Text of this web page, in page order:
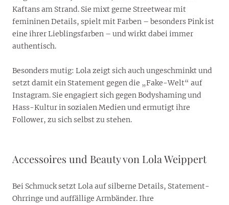
Kaftans am Strand. Sie mixt gerne Streetwear mit
femininen Details, spielt mit Farben – besonders Pink ist
eine ihrer Lieblingsfarben – und wirkt dabei immer
authentisch.
Besonders mutig: Lola zeigt sich auch ungeschminkt und
setzt damit ein Statement gegen die „Fake-Welt“ auf
Instagram. Sie engagiert sich gegen Bodyshaming und
Hass-Kultur in sozialen Medien und ermutigt ihre
Follower, zu sich selbst zu stehen.
Accessoires und Beauty von Lola Weippert
Bei Schmuck setzt Lola auf silberne Details, Statement-
Ohrringe und auffällige Armbänder. Ihre